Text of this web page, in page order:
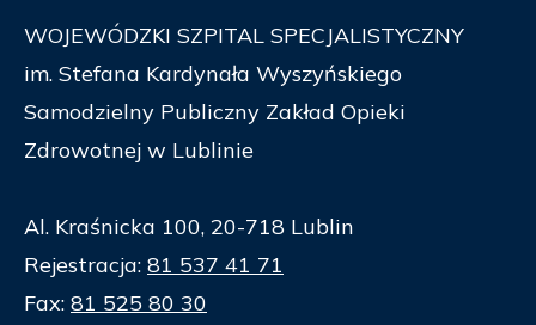
WOJEWÓDZKI SZPITAL SPECJALISTYCZNY
im. Stefana Kardynała Wyszyńskiego
Samodzielny Publiczny Zakład Opieki
Zdrowotnej w Lublinie
Al. Kraśnicka 100, 20-718 Lublin
Rejestracja: 81 537 41 71
Fax: 81 525 80 30